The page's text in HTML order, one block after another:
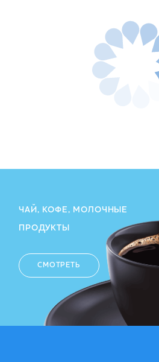
ЧАЙ, КОФЕ, МОЛОЧНЫЕ
ПРОДУКТЫ
СМОТРЕТЬ